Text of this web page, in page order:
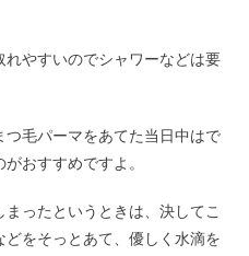
やすいのでシャワーなどは要
毛パーマをあてた当日中はで
おすすめですよ。
ったというときは、決してこ
をそっとあて、優しく水滴を